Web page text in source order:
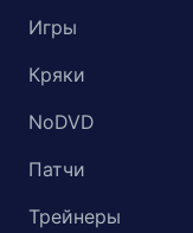
Игры
Кряки
NoDVD
Патчи
Трейнеры